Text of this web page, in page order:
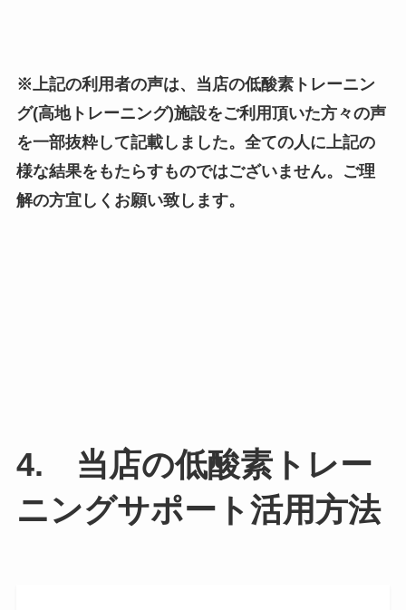
※上記の利用者の声は、当店の低酸素トレーニン
グ(高地トレーニング)施設をご利用頂いた方々の声
を一部抜粋して記載しました。全ての人に上記の
様な結果をもたらすものではございません。ご理
解の方宜しくお願い致します。
4. 当店の低酸素トレー
ニングサポート活用方法